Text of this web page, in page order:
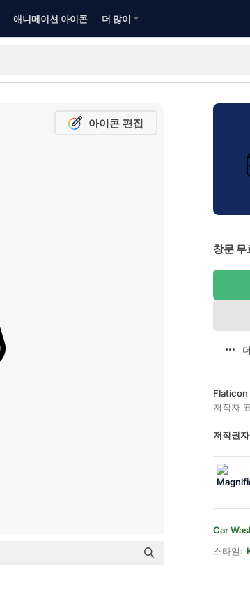
애니메이션 아이콘 더 많이
아이콘 편집
창문 무
Flaticon
저작자
저작권
Car
스타일: